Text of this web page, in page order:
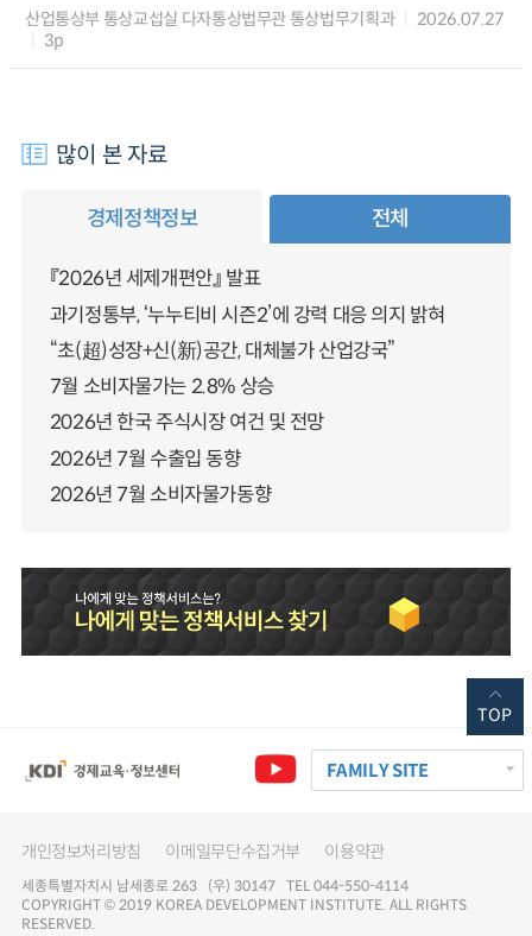
산업통상부 통상교섭실 다자통상법무관 통상법무기획과
2026.07.27
3p
많이 본 자료
경제정책정보 전체
『2026년 세제개편안』 발표
과기정통부, ‘누누티비 시즌2’에 강력 대응 의지 밝혀
“초(超)성장+신(新)공간, 대체불가 산업강국”
7월 소비자물가는 2.8% 상승
2026년 한국 주식시장 여건 및 전망
2026년 7월 수출입 동향
2026년 7월 소비자물가동향
FAMILY SITE
개인정보처리방침 이메일무단수집거부 이용약관
세종특별자치시 남세종로 263 (우) 30147 TEL 044-550-4114
COPYRIGHT © 2019 KOREA DEVELOPMENT INSTITUTE. ALL RIGHTS
RESERVED.
TOP